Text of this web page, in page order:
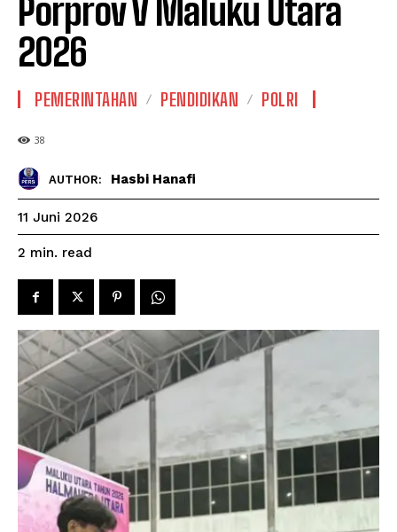
Porprov V Maluku Utara
2026
PEMERINTAHAN PENDIDIKAN POLRI
38
AUTHOR: Hasbi Hanafi
11 Juni 2026
2 min. read